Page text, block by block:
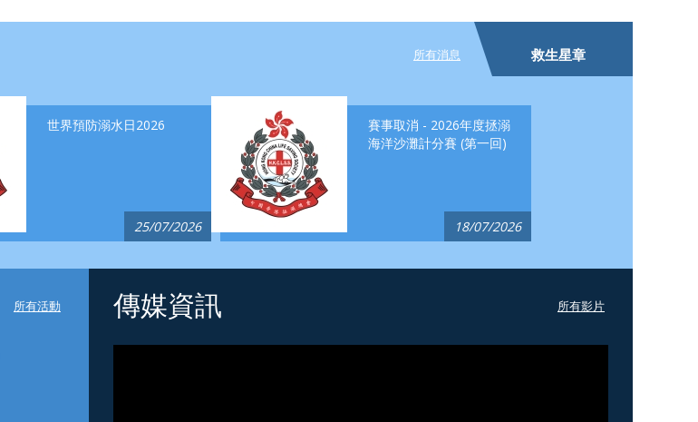
所有消息 救生星章
世界預防溺水日2026
25/07/2026
賽事取消 - 2026年度拯溺
海洋沙灘計分賽 (第一回)
18/07/2026
所有活動 傳媒資訊 所有影片